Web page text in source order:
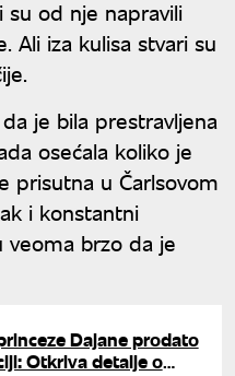
od nje napravili
Ali iza kulisa stvari su
je bila prestravljena
osećala koliko je
prisutna u Čarlsovom
i konstantni
brzo da je
Dajane prodato
Otkriva detalje o